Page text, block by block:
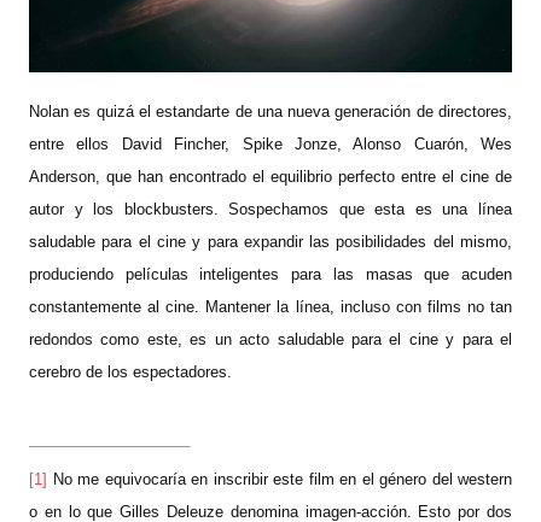
Nolan es quizá el estandarte de una nueva generación de directores,
entre ellos David Fincher, Spike Jonze, Alonso Cuarón, Wes
Anderson, que han encontrado el equilibrio perfecto entre el cine de
autor y los blockbusters. Sospechamos que esta es una línea
saludable para el cine y para expandir las posibilidades del mismo,
produciendo películas inteligentes para las masas que acuden
constantemente al cine. Mantener la línea, incluso con films no tan
redondos como este, es un acto saludable para el cine y para el
cerebro de los espectadores.
[1] No me equivocaría en inscribir este film en el género del western
o en lo que Gilles Deleuze denomina imagen-acción. Esto por dos